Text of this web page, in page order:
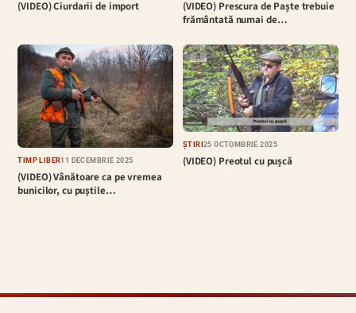
(VIDEO) Ciurdarii de import
(VIDEO) Prescura de Paște trebuie
frământată numai de…
TIMP LIBER11 DECEMBRIE 2025
(VIDEO) Vânătoare ca pe vremea
bunicilor, cu puștile…
ȘTIRI25 OCTOMBRIE 2025
(VIDEO) Preotul cu pușcă